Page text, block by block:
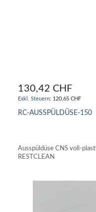
130,42 CHF
120,65 CHF
RC-AUSSPÜLDÜSE-150
Ausspüldüse CNS voll-
RESTCLEAN